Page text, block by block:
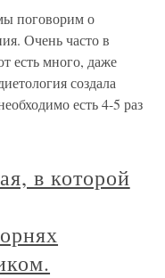
поговорим о
Очень часто в
есть много, даже
создала
есть 4-5 раз
в которой